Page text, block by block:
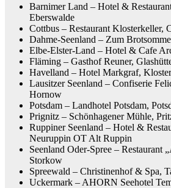
Barnimer Land – Hotel &
Eberswalde
Cottbus – Restaurant Klosterkeller,
Dahme-Seenland – Zum
Elbe-Elster-Land – Hotel & Cafe
Fläming – Gasthof Reuner,
Havelland – Hotel Markgraf,
Lausitzer Seenland – Confiserie
Hornow
Potsdam – Landhotel Potsdam,
Prignitz – Schönhagener Mühle,
Ruppiner Seenland – Hotel &
Neuruppin OT Alt Ruppin
Seenland Oder-Spree – Restaurant
Storkow
Spreewald – Christinenhof & Spa,
Uckermark – AHORN Seehotel